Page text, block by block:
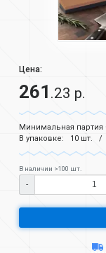
Цена:
261 .23 р.
Минимальная партия
В упаковке:
10 шт.
В наличии >100 шт.
-